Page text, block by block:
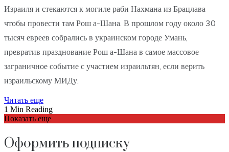
Израиля и стекаются к могиле раби Нахмана из Брацлава
чтобы провести там Рош а-Шана. В прошлом году около 30
тысяч евреев собрались в украинском городе Умань,
превратив празднование Рош а-Шана в самое массовое
заграничное событие с участием израильтян, если верить
израильскому МИДу.
Читать еще
1 Min Reading
Показать еще
Оформить подписку